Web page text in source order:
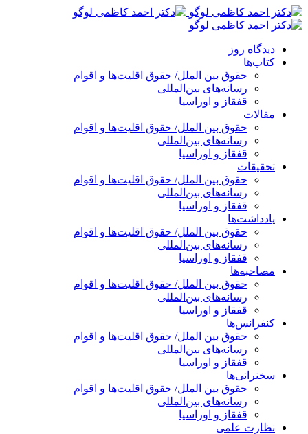
پرش
به
دیدگاه روز
کتاب‌ها
حقوق بین الملل/ حقوق اقلیت‌ها و اقوام
رسانه‌های بین‌المللی
قفقاز و اوراسیا
مقالات
حقوق بین الملل/ حقوق اقلیت‌ها و اقوام
رسانه‌های بین‌المللی
قفقاز و اوراسیا
تحقیقات
حقوق بین الملل/ حقوق اقلیت‌ها و اقوام
رسانه‌های بین‌المللی
قفقاز و اوراسیا
یادداشت‌ها
حقوق بین الملل/ حقوق اقلیت‌ها و اقوام
رسانه‌های بین‌المللی
قفقاز و اوراسیا
مصاحبه‌ها
حقوق بین الملل/ حقوق اقلیت‌ها و اقوام
رسانه‌های بین‌المللی
قفقاز و اوراسیا
کنفرانس‌ها
حقوق بین الملل/ حقوق اقلیت‌ها و اقوام
رسانه‌های بین‌المللی
قفقاز و اوراسیا
سخنرانی‌ها
حقوق بین الملل/ حقوق اقلیت‌ها و اقوام
رسانه‌های بین‌المللی
قفقاز و اوراسیا
نظارت علمی